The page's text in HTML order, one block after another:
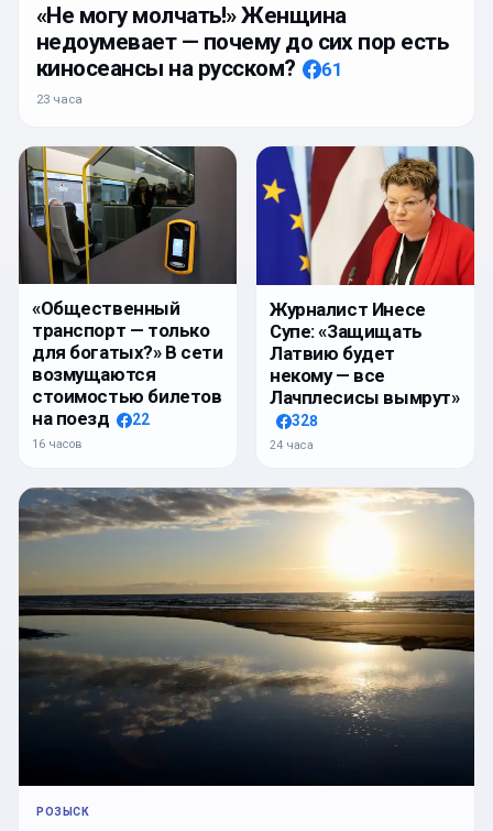
«Не могу молчать!» Женщина
недоумевает — почему до сих пор есть
киносеансы на русском?
61
23 часа
«Общественный
транспорт — только
для богатых?» В сети
возмущаются
стоимостью билетов
на поезд
22
16 часов
Журналист Инесе
Супе: «Защищать
Латвию будет
некому — все
Лачплесисы вымрут»
328
24 часа
РОЗЫСК